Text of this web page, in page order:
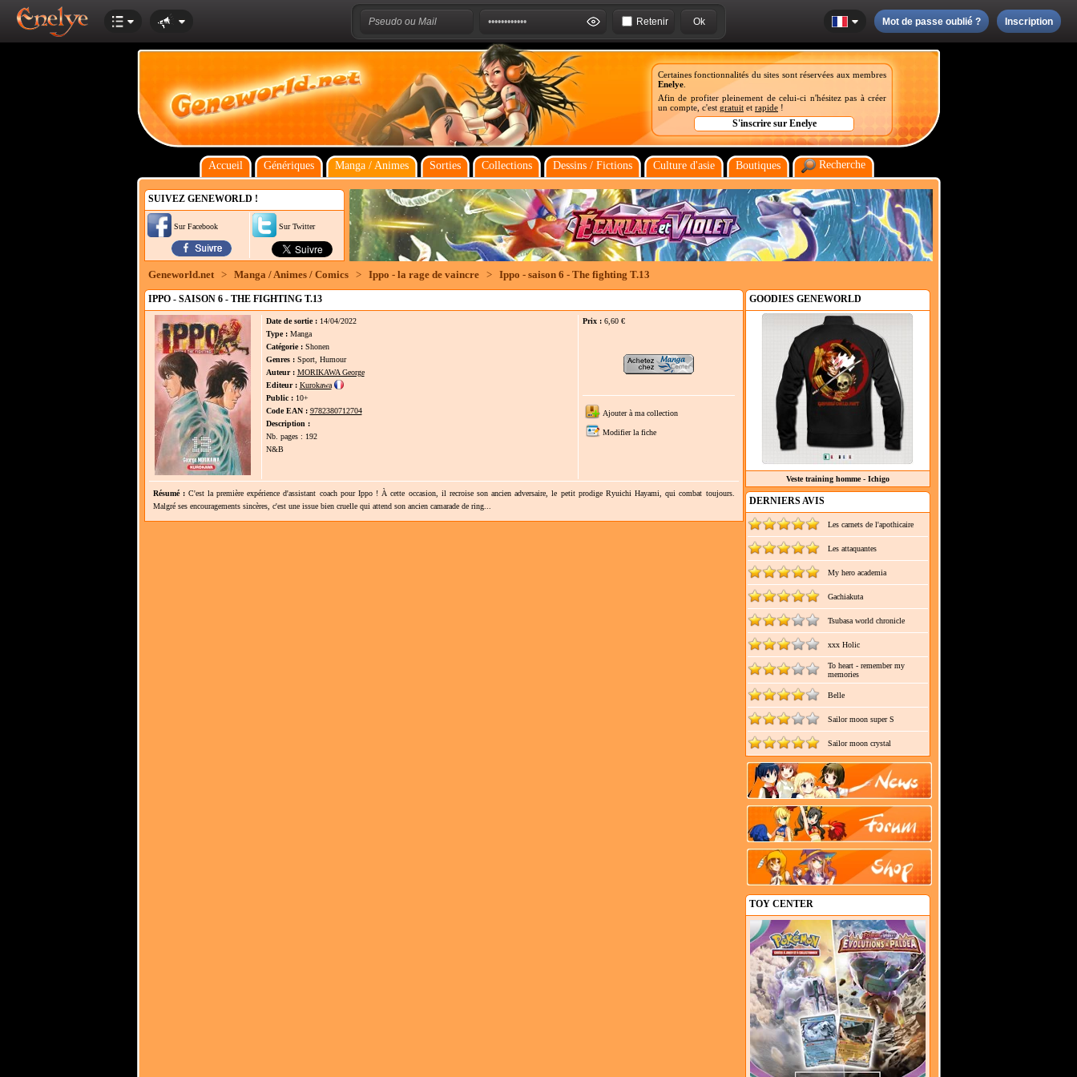
Retenir Mot de passe oublié ? Inscription
Certaines fonctionnalités du sites sont réservées aux membres
Enelye
Afin de profiter pleinement de celui-ci n'hésitez pas à créer
un compte, c'est gratuit et rapide !
Accueil Génériques Manga / Animes Sorties Collections Dessins / Fictions Culture d'asie Boutiques Recherche
SUIVEZ GENEWORLD !
Sur Facebook Sur Twitter
Geneworld.net > Manga / Animes / Comics > Ippo - la rage de vaincre > Ippo - saison 6 - The fighting T.13
IPPO - SAISON 6 - THE FIGHTING T.13
Date de sortie :14/04/2022
Type : Manga
Catégorie :Shonen
Genres :Sport, Humour
Auteur : MORIKAWA George
Editeur : Kurokawa
Public :10+
Code EAN : 9782380712704
Description :
Nb. pages : 192
N&B
Prix : 6,60 €
Ajouter à ma collection
Modifier la fiche
Résumé : C'est la première expérience d'assistant coach pour Ippo ! À cette occasion, il recroise son ancien adversaire, le petit prodige Ryuichi Hayami, qui combat toujours.
Malgré ses encouragements sincères, c'est une issue bien cruelle qui attend son ancien camarade de ring...
GOODIES GENEWORLD
Veste training homme - Ichigo
DERNIERS AVIS
Les carnets de l'apothicaire
Les attaquantes
My hero academia
Gachiakuta
Tsubasa world chronicle
xxx Holic
To heart - remember my
memories
Belle
Sailor moon super S
Sailor moon crystal
TOY CENTER